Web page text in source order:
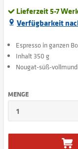
Lieferzeit 5-7
Verfügbarkeit
Espresso in ganzen
Inhalt 350 g
Nougat-süß-
MENGE